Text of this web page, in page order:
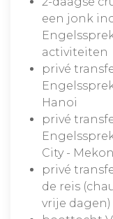
een jonk
activiteiten
privé
Hanoi
privé
City -
privé
de reis
vrije dagen)